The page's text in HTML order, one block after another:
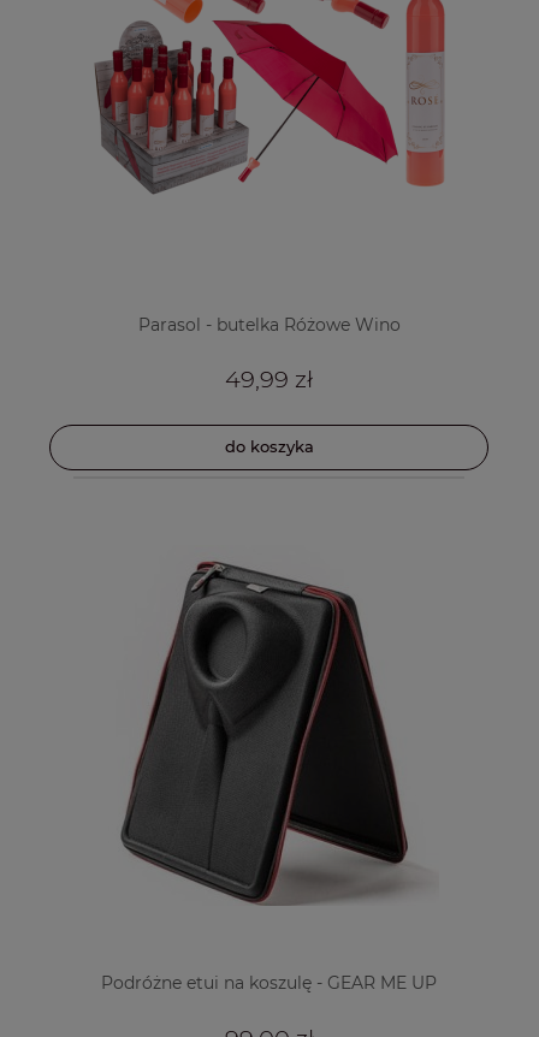
Parasol - butelka Różowe Wino
49,99 zł
do koszyka
Podróżne etui na koszulę - GEAR ME UP